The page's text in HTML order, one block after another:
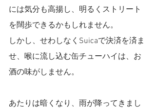
には気分も高揚し、明るくストリート
を闊歩できるかもしれません。
しかし、せわしなくSuicaで決済を済ま
せ、喉に流し込む缶チューハイは、お
酒の味がしません。
あたりは暗くなり、雨が降ってきまし